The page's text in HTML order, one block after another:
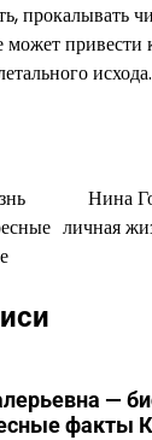
прокалывать
может
исхода.
Нина
личная
—
факты